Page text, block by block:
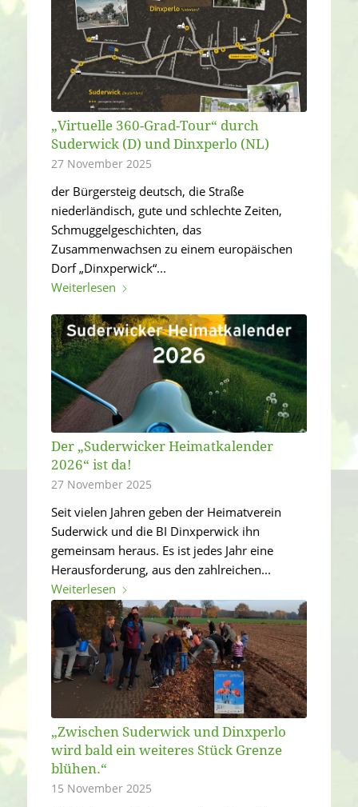
„Virtuelle 360-Grad-Tour“ durch
Suderwick (D) und Dinxperlo (NL)
27 November 2025
der Bürgersteig deutsch, die Straße
niederländisch, gute und schlechte Zeiten,
Schmuggelgeschichten, das
Zusammenwachsen zu einem europäischen
Dorf „Dinxperwick“...
Weiterlesen
Der „Suderwicker Heimatkalender
2026“ ist da!
27 November 2025
Seit vielen Jahren geben der Heimatverein
Suderwick und die BI Dinxperwick ihn
gemeinsam heraus. Es ist jedes Jahr eine
Herausforderung, aus den zahlreichen...
Weiterlesen
„Zwischen Suderwick und Dinxperlo
wird bald ein weiteres Stück Grenze
blühen.“
15 November 2025